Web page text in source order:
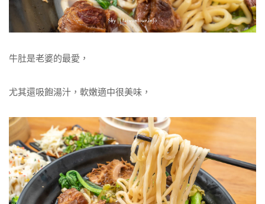
牛肚是老婆的最愛，
尤其還吸飽湯汁，軟嫩適中很美味，